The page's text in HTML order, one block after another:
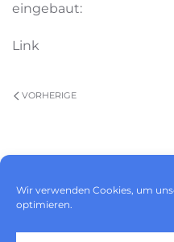
Wir verwenden Cookies, um
optimieren.
eingebaut:
Link
VORHERIGE
Cookie-Richtlinie (EU)